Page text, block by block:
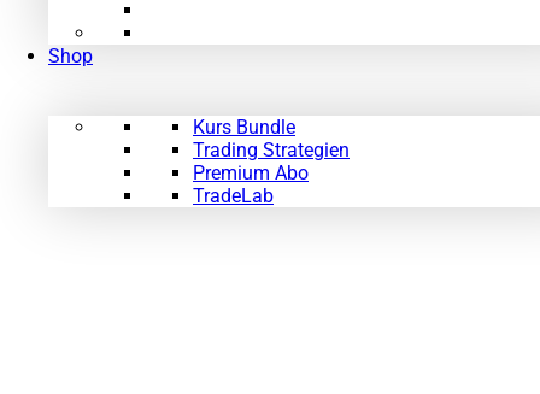
Shop
Kurs Bundle
Trading Strategien
Premium Abo
TradeLab